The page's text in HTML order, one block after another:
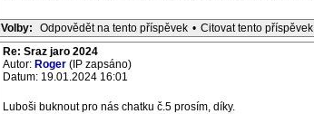
Volby: Odpovědět na tento příspěvek • Citovat tento příspěvek
Re: Sraz jaro 2024
Autor: Roger (IP zapsáno)
Datum: 19.01.2024 16:01
Luboši buknout pro nás chatku č.5 prosím, díky.